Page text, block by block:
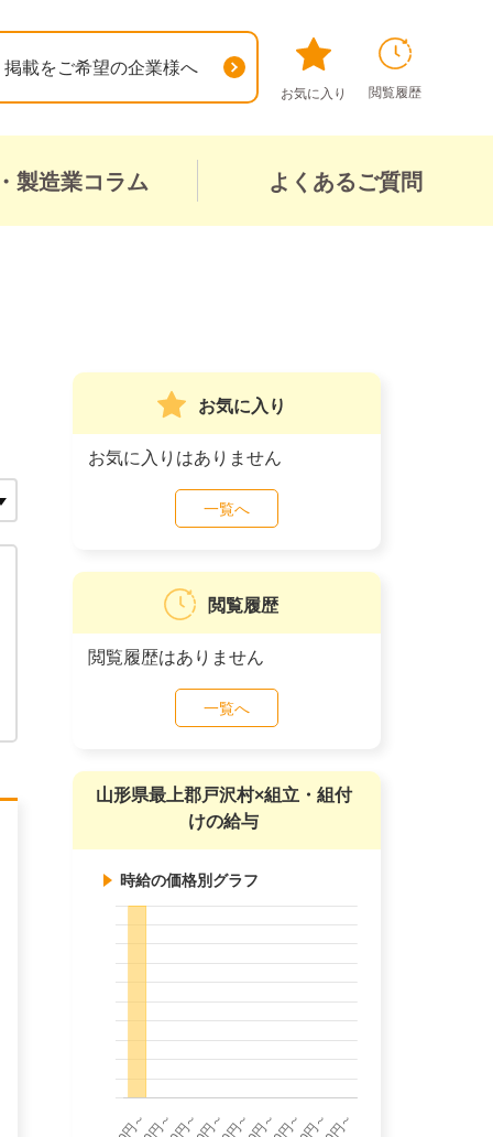
掲載をご希望の企業様へ
お気に入り 閲覧履歴
製造業コラム よくあるご質問
お気に入り
お気に入りはありません
一覧へ
閲覧履歴
閲覧履歴はありません
一覧へ
山形県最上郡戸沢村×組立・組付
けの給与
時給の価格別グラフ